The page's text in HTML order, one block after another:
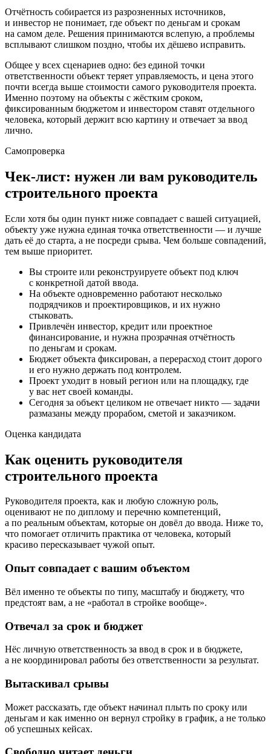
Отчётность собирается из разрозненных источников,
и инвестор не понимает, где объект по деньгам и срокам
на самом деле. Решения принимаются вслепую, а проблемы
всплывают слишком поздно, чтобы их дёшево исправить.
Общее у всех сценариев одно: без единой точки
ответственности объект теряет управляемость, и цена этого
почти всегда выше стоимости самого руководителя проекта.
Именно поэтому на объекты с жёстким сроком,
фиксированным бюджетом и инвестором ставят отдельного
человека, который держит всю картину и отвечает за ввод
лично.
Самопроверка
Чек-лист: нужен ли вам руководитель
строительного проекта
Если хотя бы один пункт ниже совпадает с вашей ситуацией,
объекту уже нужна единая точка ответственности — и лучше
дать её до старта, а не посреди срыва. Чем больше совпадений,
тем выше приоритет.
Вы строите или реконструируете объект под ключ
с конкретной датой ввода.
На объекте одновременно работают несколько
подрядчиков и проектировщиков, и их нужно
стыковать.
Привлечён инвестор, кредит или проектное
финансирование, и нужна прозрачная отчётность
по деньгам и срокам.
Бюджет объекта фиксирован, а перерасход стоит дорого
и его нужно держать под контролем.
Проект уходит в новый регион или на площадку, где
у вас нет своей команды.
Сегодня за объект целиком не отвечает никто — задачи
размазаны между прорабом, сметой и заказчиком.
Оценка кандидата
Как оценить руководителя
строительного проекта
Руководителя проекта, как и любую сложную роль,
оценивают не по диплому и перечню компетенций,
а по реальным объектам, которые он довёл до ввода. Ниже то,
что помогает отличить практика от человека, который
красиво пересказывает чужой опыт.
Опыт совпадает с вашим объектом
Вёл именно те объекты по типу, масштабу и бюджету, что
предстоят вам, а не «работал в стройке вообще».
Отвечал за срок и бюджет
Нёс личную ответственность за ввод в срок и в бюджете,
а не координировал работы без ответственности за результат.
Вытаскивал срывы
Может рассказать, где объект начинал плыть по сроку или
деньгам и как именно он вернул стройку в график, а не только
об успешных кейсах.